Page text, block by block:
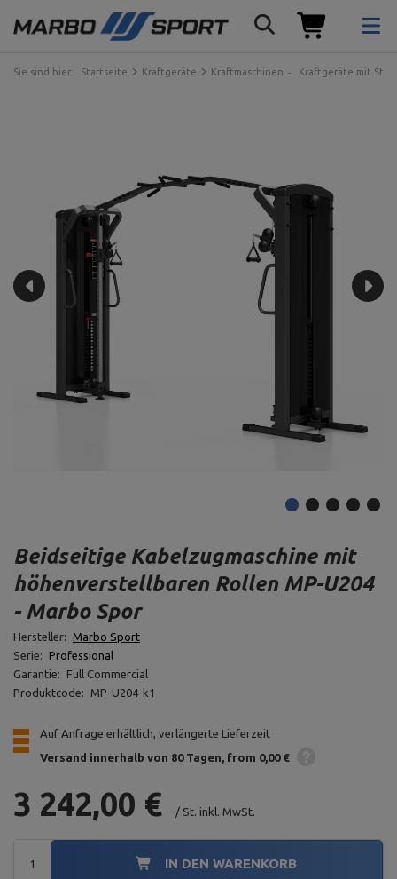
Sie sind hier: Startseite Kraftgeräte Kraftmaschinen Kraftgeräte mit
Beidseitige Kabelzugmaschine mit
höhenverstellbaren Rollen MP-U204
- Marbo Spor
Hersteller: Marbo Sport
Serie: Professional
Garantie:
Full Commercial
Produktcode:
MP-U204-k1
Auf Anfrage erhältlich, verlängerte Lieferzeit
Versand innerhalb von 80 Tagen from 0,00 €
3 242,00 € / St. inkl. MwSt.
IN DEN WARENKORB